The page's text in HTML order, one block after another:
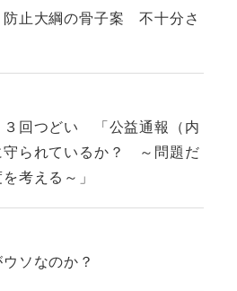
防止大綱の骨子案 不十分さ
回つどい 「公益通報（内
守られているか？ ～問題だ
考える～」
ソなのか？